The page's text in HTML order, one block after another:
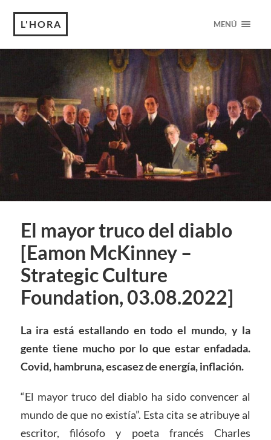
L'HORA MENÚ
El mayor truco del diablo
[Eamon McKinney –
Strategic Culture
Foundation, 03.08.2022]
La ira está estallando en todo el mundo, y la
gente tiene mucho por lo que estar enfadada.
Covid, hambruna, escasez de energía, inflación.
“El mayor truco del diablo ha sido convencer al
mundo de que no existía”. Esta cita se atribuye al
escritor, filósofo y poeta francés Charles